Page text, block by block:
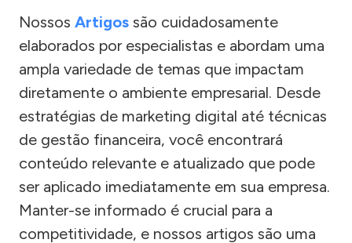
Nossos Artigos são cuidadosamente
elaborados por especialistas e abordam uma
ampla variedade de temas que impactam
diretamente o ambiente empresarial. Desde
estratégias de marketing digital até técnicas
de gestão financeira, você encontrará
conteúdo relevante e atualizado que pode
ser aplicado imediatamente em sua empresa.
Manter-se informado é crucial para a
competitividade, e nossos artigos são uma